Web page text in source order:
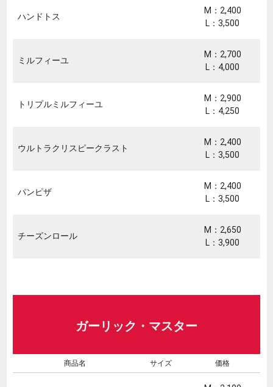
ハンドトス
M：2,400
L：3,500
ミルフィーユ
M：2,700
L：4,000
トリプルミルフィーユ
M：2,900
L：4,250
ウルトラクリスピークラスト
M：2,400
L：3,500
パンピザ
M：2,400
L：3,500
チーズンロール
M：2,650
L：3,900
ガーリック・マスター
商品名 サイズ 価格